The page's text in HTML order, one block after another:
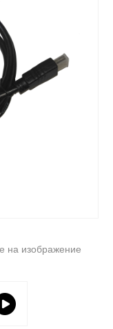
на изображение